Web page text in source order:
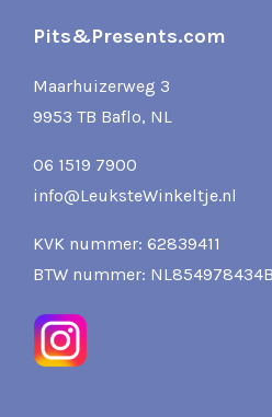
Pits&Presents.com
Maarhuizerweg 3
9953 TB Baflo, NL
06 1519 7900
info@LeuksteWinkeltje.nl
KVK nummer: 62839411
BTW nummer: